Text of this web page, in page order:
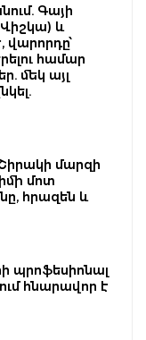
Գայի
և
վարորդը՝
համար
մեկ այլ
մարզի
մոտ
հրազեն և
պրոֆեսիոնալ
հնարավոր է